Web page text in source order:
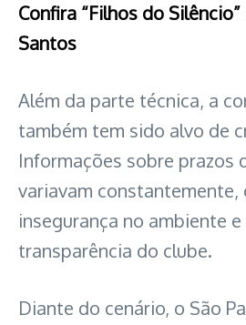
Confira “Filhos do
Santos
Além da parte técnica, a
também tem sido alvo de
Informações sobre prazos
variavam constantemente,
insegurança no ambiente
transparência do clube.
Diante do cenário, o São